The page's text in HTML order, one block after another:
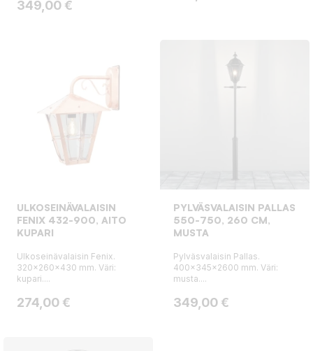
Hinta
349,00 €
ULKOSEINÄVALAISIN
FENIX 432-900, AITO
KUPARI
Ulkoseinävalaisin Fenix.
320x260x430 mm. Väri:
kupari....
Hinta
274,00 €
PYLVÄSVALAISIN PALLAS
550-750, 260 CM,
MUSTA
Pylväsvalaisin Pallas.
400x345x2600 mm. Väri:
musta....
Hinta
349,00 €